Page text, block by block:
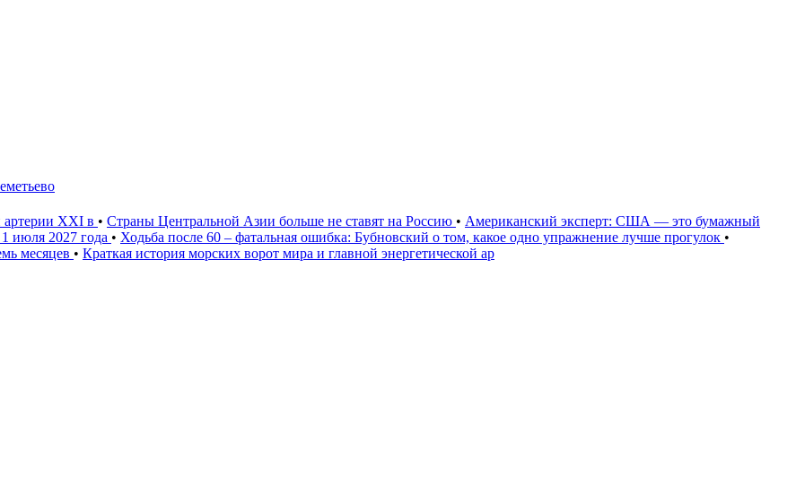
артерии XXI в • Страны Центральной Азии больше не ставят на Россию • Американский эксперт: США — это бумажный
июля 2027 года • Ходьба после 60 – фатальная ошибка: Бубновский о том, какое одно упражнение лучше прогулок •
месяцев • Краткая история морских ворот мира и главной энергетической ар